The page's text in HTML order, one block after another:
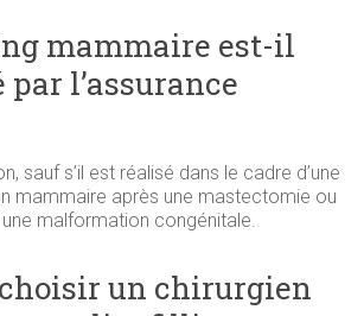
mammaire est-il
l’assurance
sauf s’il est réalisé dans le cadre d’une
mammaire après une mastectomie ou
malformation congénitale.
un chirurgien